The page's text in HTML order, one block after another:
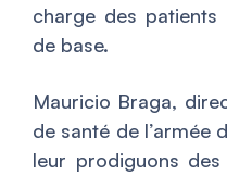
charge des patients
de base.
Mauricio Braga,
de santé de l’armée
leur prodiguons